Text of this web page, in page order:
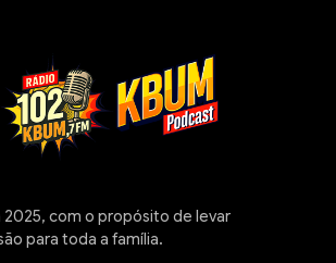
2025, com o propósito de levar
para toda a família.